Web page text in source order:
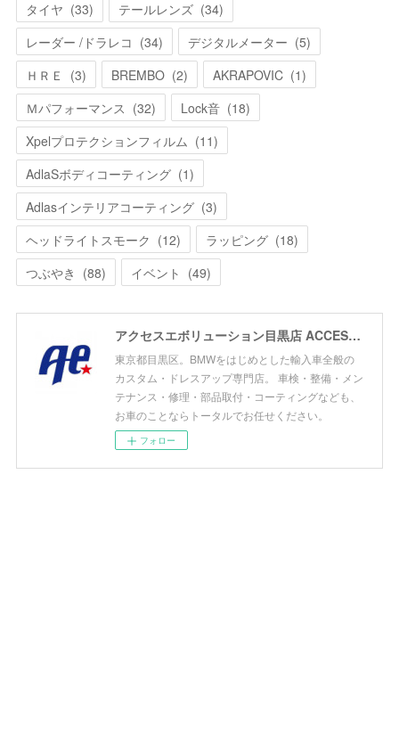
タイヤ (33) テールレンズ (34)
レーダー /ドラレコ (34) デジタルメーター (5)
ＨＲＥ
(3) BREMBO (2) AKRAPOVIC (1)
Ｍパフォーマンス (32) Lock音 (18)
Xpelプロテクションフィルム (11)
AdlaSボディコーティング (1)
Adlasインテリアコーティング (3)
ヘッドライトスモーク (12) ラッピング (18)
つぶやき (88) イベント (49)
アクセスエボリューション目黒店 ACCESS EVOLUTION MEGURO
東京都目黒区。BMWをはじめとした輸入車全般の
カスタム・ドレスアップ専門店。 車検・整備・メン
テナンス・修理・部品取付・コーティングなども、
お車のことならトータルでお任せください。
フォロー